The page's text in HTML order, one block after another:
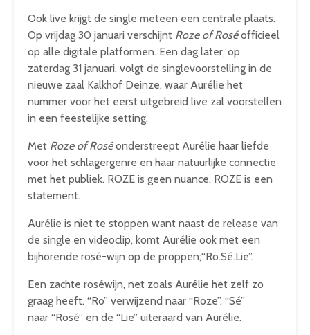
Ook live krijgt de single meteen een centrale plaats.
Op vrijdag 30 januari verschijnt Roze of Roséofficieel
op alle digitale platformen. Een dag later, op
zaterdag 31 januari, volgt de singlevoorstelling in de
nieuwe zaal Kalkhof Deinze, waar Aurélie het
nummer voor het eerst uitgebreid live zal voorstellen
in een feestelijke setting.
Met Roze of Roséonderstreept Aurélie haar liefde
voor het schlagergenre en haar natuurlijke connectie
met het publiek. ROZE is geen nuance. ROZE is een
statement.
Aurélie is niet te stoppen want naast de release van
de single en videoclip, komt Aurélie ook met een
bijhorende rosé-wijn op de proppen;“Ro.Sé.Lie”.
Een zachte roséwijn, net zoals Aurélie het zelf zo
graag heeft. “Ro” verwijzend naar “Roze”, “Sé”
naar “Rosé” en de “Lie” uiteraard van Aurélie.